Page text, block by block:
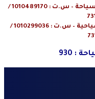
هذا الموقع يخص: مؤسسة أريج العالم للسياحة – س.ت : 1010489170 /
مؤسسة أريج العالم لتنظيم الرحلات السياحية – س.ت : 1010299036 /
: 930